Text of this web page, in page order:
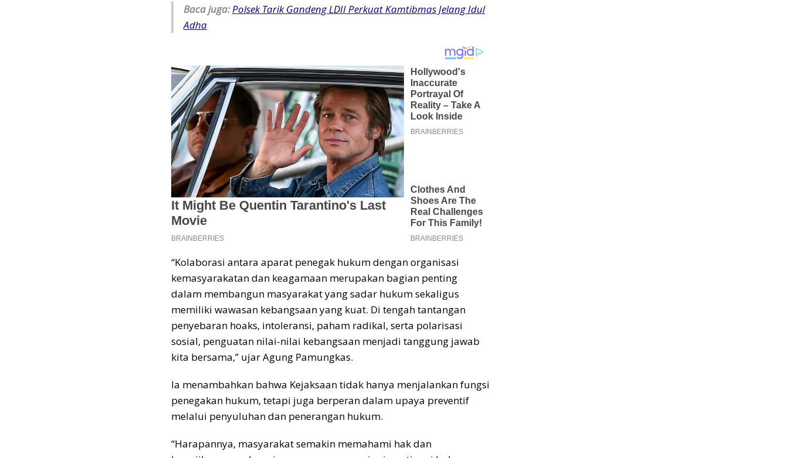
Baca juga:Polsek Tarik Gandeng LDII Perkuat Kamtibmas Jelang Idul
Adha
“Kolaborasi antara aparat penegak hukum dengan organisasi
kemasyarakatan dan keagamaan merupakan bagian penting
dalam membangun masyarakat yang sadar hukum sekaligus
memiliki wawasan kebangsaan yang kuat. Di tengah tantangan
penyebaran hoaks, intoleransi, paham radikal, serta polarisasi
sosial, penguatan nilai-nilai kebangsaan menjadi tanggung jawab
kita bersama,” ujar Agung Pamungkas.
Ia menambahkan bahwa Kejaksaan tidak hanya menjalankan fungsi
penegakan hukum, tetapi juga berperan dalam upaya preventif
melalui penyuluhan dan penerangan hukum.
“Harapannya, masyarakat semakin memahami hak dan